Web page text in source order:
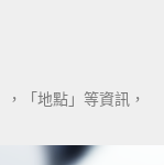
「地點」等資訊，